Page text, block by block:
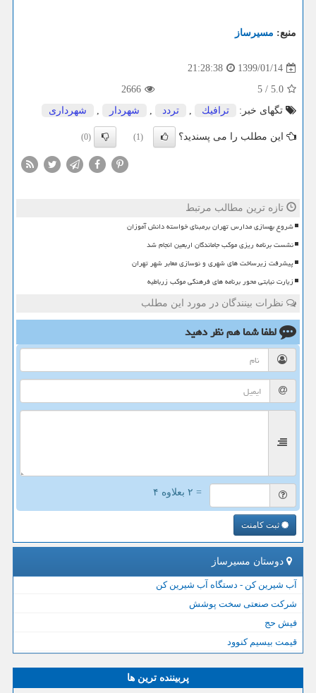
منبع: مسیرساز
1399/01/14
21:28:38
5.0
/
5
2666
تگهای خبر:
ترافیك , تردد , شهردار , شهرداری
این مطلب را می پسندید؟ (1)
(0)
تازه ترین مطالب مرتبط
شروع بهسازی مدارس تهران برمبنای خواسته دانش آموزان
نشست برنامه ریزی موکب جاماندگان اربعین انجام شد
پیشرفت زیرساخت های شهری و نوسازی معابر شهر تهران
زیارت نیابتی محور برنامه های فرهنگی موکب زرباطیه
نظرات بینندگان در مورد این مطلب
لطفا شما همنظر دهید
= ۲ بعلاوه ۴
ثبت کامنت
دوستان مسیرساز
آب شیرین کن - دستگاه آب شیرین کن
شرکت صنعتی سخت پوشش
فیش حج
قیمت بیسیم کنوود
پربیننده ترین ها